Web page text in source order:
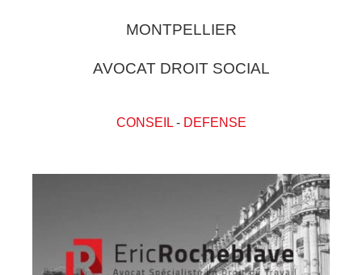
MONTPELLIER
AVOCAT DROIT SOCIAL
CONSEIL- DEFENSE